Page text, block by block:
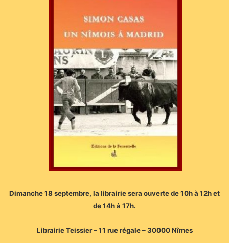
Dimanche 18 septembre, la librairie sera ouverte de10h à 12h et
de 14h à 17h.
Librairie Teissier – 11 rue régale – 30000 Nîmes